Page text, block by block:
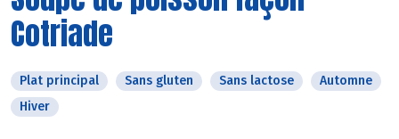
Cotriade
Plat principal Sans gluten Sans lactose
Automne
Hiver